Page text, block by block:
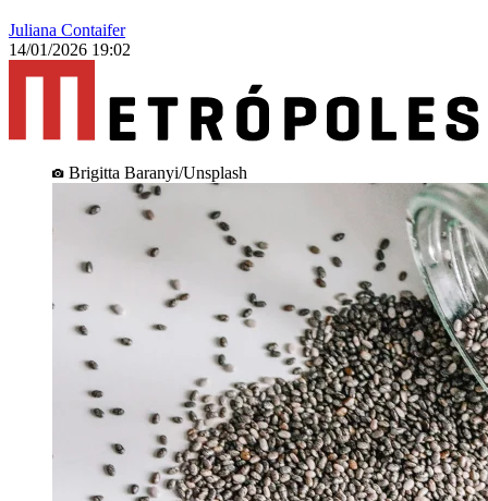
Juliana Contaifer
14/01/2026 19:02
Brigitta Baranyi/Unsplash